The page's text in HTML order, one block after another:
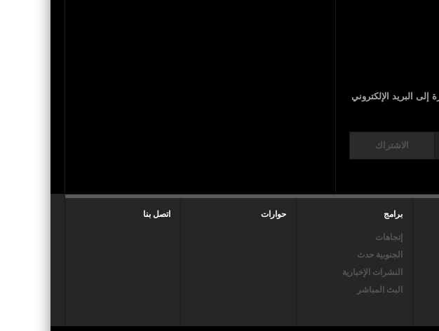
إلى البريد الإلكتروني
الاشتراك
برامج
إتجاهات
الجنوبية حدث
النشرات الإخبارية
البث المباشر
حوارات اتصل بنا